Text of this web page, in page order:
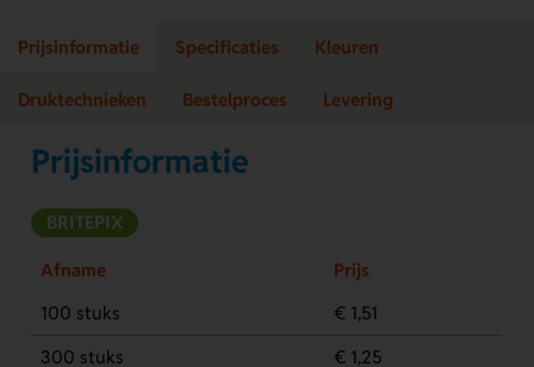
Prijsinformatie Specificaties Kleuren
Druktechnieken Bestelproces Levering
Prijsinformatie
BRITEPIX
Afname
Prijs
100 stuks
€ 1,51
300 stuks
€ 1,25